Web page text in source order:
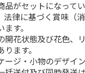
品がセットになって
法律に基づく賞味（
す。
花状態及び花色、
ます。
ジ・小物のデザイ